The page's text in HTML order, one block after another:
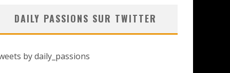
DAILY PASSIONS SUR TWITTER
by daily_passions